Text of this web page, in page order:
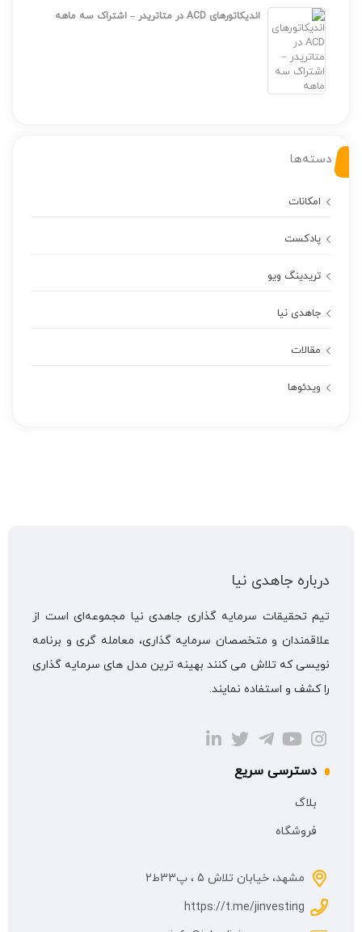
اندیکاتورهای ACD در متاتریدر – اشتراک سه ماهه
دسته‌ها
امکانات
پادکست
تریدینگ ویو
جاهدی نیا
مقالات
ویدئوها
درباره جاهدی نیا
تیم تحقیقات سرمایه گذاری جاهدی نیا مجموعه‌ای است از
علاقمندان و متخصصان سرمایه گذاری، معامله گری و برنامه
نویسی که تلاش می کنند بهینه ترین مدل های سرمایه گذاری
را کشف و استفاده نمایند.
دسترسی سریع
بلاگ
فروشگاه
مشهد، خیابان تلاش 5 ، پ33ط2
https://t.me/jinvesting